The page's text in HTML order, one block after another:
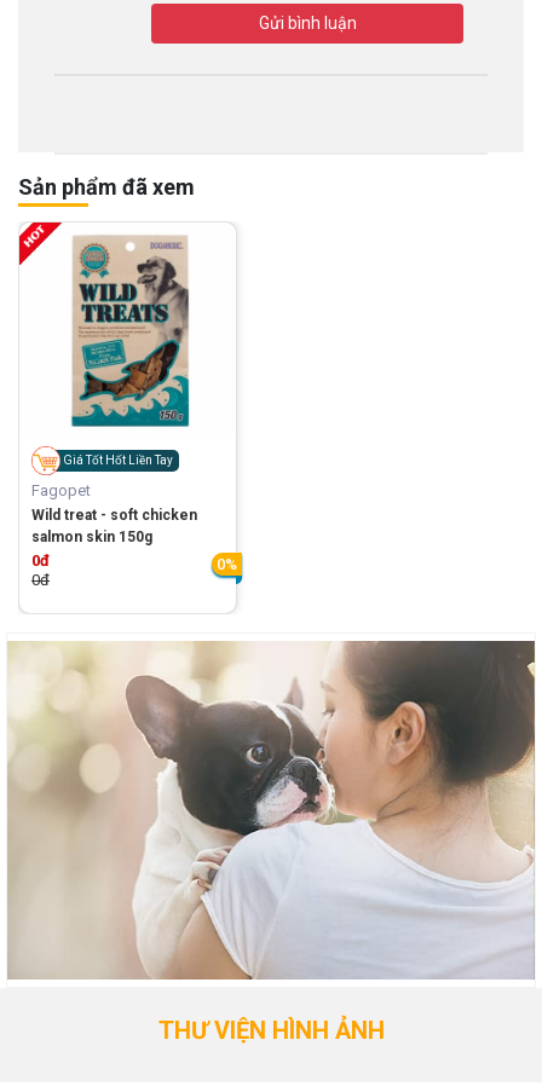
Gửi bình luận
Sản phẩm đã xem
Giá Tốt Hốt Liền Tay
Fagopet
Wild treat - soft chicken
salmon skin 150g
0đ
0đ
0%
THƯ VIỆN HÌNH ẢNH